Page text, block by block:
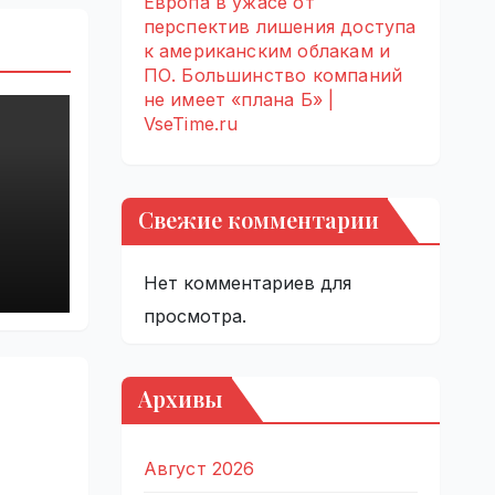
перспектив лишения доступа
к американским облакам и
ПО. Большинство компаний
не имеет «плана Б» |
VseTime.ru
Свежие комментарии
Нет комментариев для
просмотра.
Архивы
Август 2026